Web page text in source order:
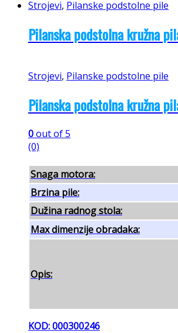
Strojevi, Pilanske podstolne pile
Pilanska podstolna kružna
Strojevi, Pilanske podstolne pile
Pilanska podstolna kružna
0out of 5
(0)
Snaga motora:
Brzina pile:
Dužina radnog stola:
Max dimenzije obradaka:
Opis:
KOD: 000300246